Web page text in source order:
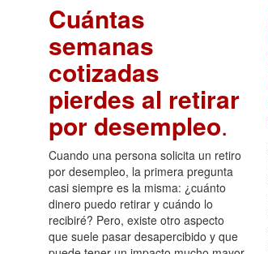
Cuántas
semanas
cotizadas
pierdes al retirar
por desempleo.
Cuando una persona solicita un retiro
por desempleo, la primera pregunta
casi siempre es la misma: ¿cuánto
dinero puedo retirar y cuándo lo
recibiré? Pero, existe otro aspecto
que suele pasar desapercibido y que